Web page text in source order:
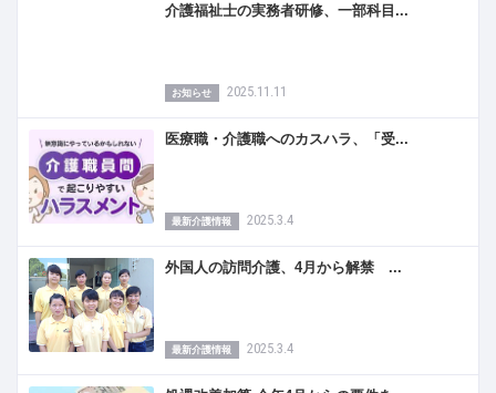
介護福祉士の実務者研修、一部科目...
お知らせ 2025.11.11
医療職・介護職へのカスハラ、「受...
最新介護情報 2025.3.4
外国人の訪問介護、4月から解禁 ...
最新介護情報 2025.3.4